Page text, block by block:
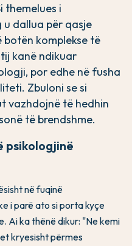
themelues i
u dallua për qasje
komplekse të
kanë ndikuar
por edhe në fusha
Zbuloni se si
vazhdojnë të hedhin
të brendshme.
psikologjinë
në fuqinë
i parë ato si porta kyçe
Ai ka thënë dikur: "Ne kemi
kryesisht përmes